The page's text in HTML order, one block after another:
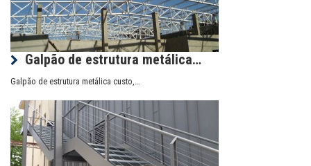
Galpão de estrutura metálica…
Galpão de estrutura metálica custo,…